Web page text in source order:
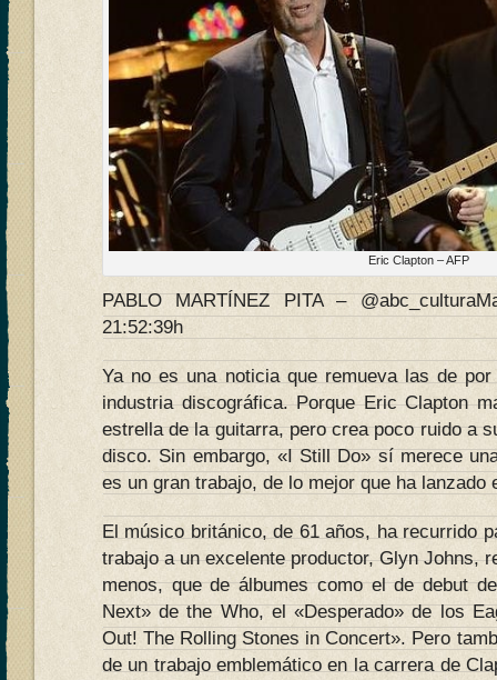
Eric Clapton – AFP
PABLO MARTÍNEZ PITA –
21:52:39h
Ya no es una noticia que remueva las de
industria discográfica. Porque Eric Clapton
estrella de la guitarra, pero crea poco ruido a
disco. Sin embargo, «I Still Do» sí merece
es un gran trabajo, de lo mejor que ha lanzado
El músico británico, de 61 años, ha recurrido
trabajo a un excelente productor, Glyn Johns,
menos, que de álbumes como el de debut
Next» de the Who, el «Desperado» de los
Out! The Rolling Stones in Concert». Pero
de un trabajo emblemático en la carrera de